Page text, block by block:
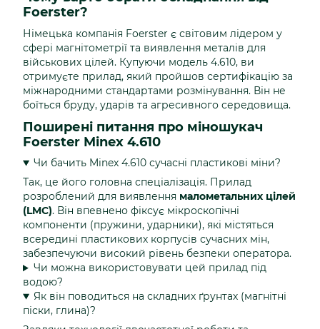
Foerster?
Німецька компанія Foerster є світовим лідером у
сфері магнітометрії та виявлення металів для
військових цілей. Купуючи модель 4.610, ви
отримуєте прилад, який пройшов сертифікацію за
міжнародними стандартами розмінування. Він не
боїться бруду, ударів та агресивного середовища.
Поширені питання про міношукач
Foerster Minex 4.610
Чи бачить Minex 4.610 сучасні пластикові міни?
Так, це його головна спеціалізація. Прилад
розроблений для виявлення малометальних цілей
(LMC). Він впевнено фіксує мікроскопічні
компоненти (пружини, ударники), які містяться
всередині пластикових корпусів сучасних мін,
забезпечуючи високий рівень безпеки оператора.
Чи можна використовувати цей прилад під
водою?
Як він поводиться на складних ґрунтах (магнітні
піски, глина)?